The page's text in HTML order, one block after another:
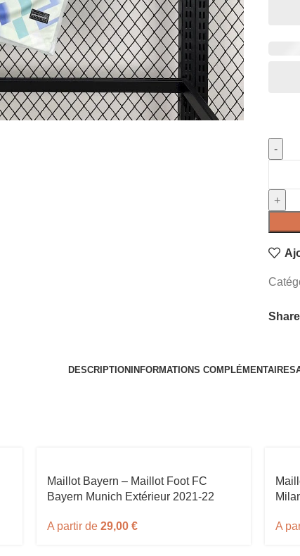
DESCRIPTION INFORMATIONS COMPLÉMENTAIRES
Maillot Bayern – Maillot Foot FC
Bayern Munich Extérieur 2021-22
A partir de 29,00 € A